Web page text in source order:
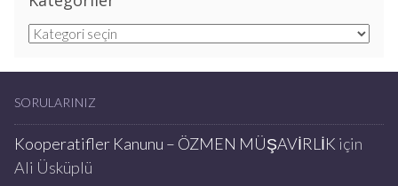
Kategoriler
SORULARINIZ
Kooperatifler Kanunu – ÖZMEN MÜŞAVİRLİK için
Ali Üsküplü